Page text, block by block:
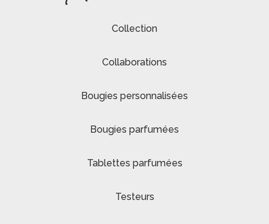
Collection
Collaborations
Bougies personnalisées
Bougies parfumées
Tablettes parfumées
Testeurs